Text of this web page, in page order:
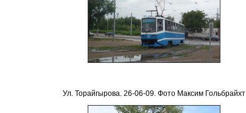
Ул. Торайгырова. 26-06-09. Фото Максим Гольбрайхт